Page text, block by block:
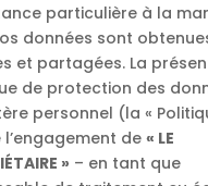
particulière à la
données sont
et partagées. La
de protection des
personnel (la «
l’engagement de « LE
» – en tant que